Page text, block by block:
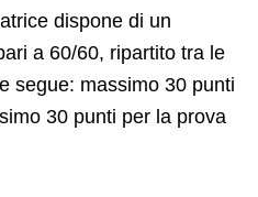
dispone di un
a 60/60, ripartito tra le
segue: massimo 30 punti
30 punti per la prova